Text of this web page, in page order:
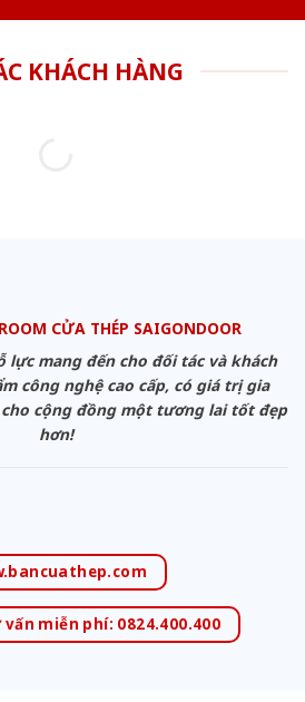
KHÁCH HÀNG
CỬA THÉP SAIGONDOOR
lực mang đến cho đối tác và khách
công nghệ cao cấp, có giá trị gia
cộng đồng một tương lai tốt đẹp
hơn!
miễn phí: 0824.400.400